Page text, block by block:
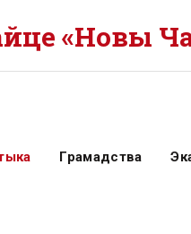
«Новы
Грамадства